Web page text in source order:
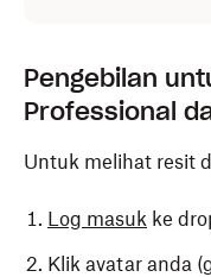
Pengebilan
Professional
Untuk melihat resit
Log masuk ke
Klik avatar anda